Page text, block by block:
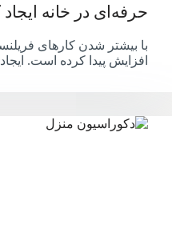
حرفه‌ای در خانه ایجاد
با بیشتر شدن کارهای
افزایش پیدا کرده است.